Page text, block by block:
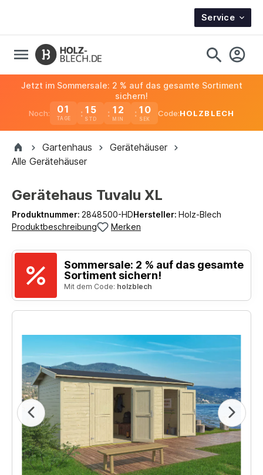
Service
Noch: 01
TAGE
15 12 10
Jetzt im Sommersale: 2 % auf das gesamte Sortiment
sichern!
Code:HOLZBLECH
Gartenhaus
Gerätehäuser
Alle Gerätehäuser
Gerätehaus Tuvalu XL
Produktnummer: 2848500-HDHersteller: Holz-Blech
Produktbeschreibung
Merken
Sommersale: 2 % auf das gesamte
Sortiment sichern!
Mit dem Code: holzblech